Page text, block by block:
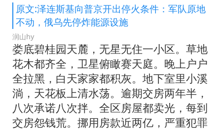
原文:泽连斯基向普京开出停火条件：军队原地
不动，俄乌先停炸能源设施
润山hy
娄底碧桂园天麓，无星无住一小区。草地
花木都齐全，卫星俯瞰赛天庭。晚上户户
全拉黑，白天家家都积灰。地下室里小溪
淌，天花板上清水荡。逾期交房两年半，
八次承诺八次拌。全区房屋都卖光，每到
交房怨钱荒。挪用房款近两亿，严重犯罪